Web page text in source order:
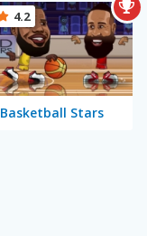
Basketball Stars
4.2